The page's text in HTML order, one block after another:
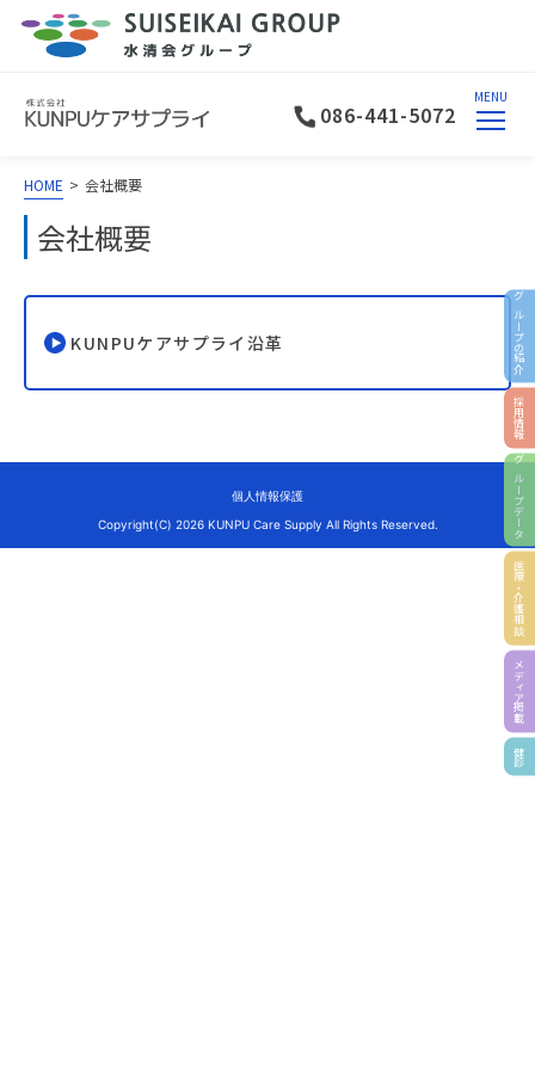
086-441-5072
MENU
グループの紹介
採用情報
グループデータ
医療・介護相談
メディア掲載
健診
HOME > 会社概要
会社概要
KUNPUケアサプライ沿革
個人情報保護
Copyright(C) 2026 KUNPU Care Supply All Rights Reserved.